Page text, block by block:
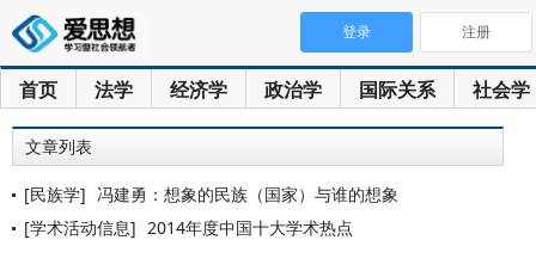
首页 法学 经济学 政治学 国际关系 社会学
登录 注册
文章列表
[民族学] 冯建勇：想象的民族（国家）与谁的想象
[学术活动信息] 2014年度中国十大学术热点